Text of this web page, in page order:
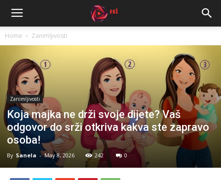
Home Zanimljivosti
Zanimljivosti
Koja majka ne drži svoje dijete? Vaš
odgovor do srži otkriva kakva ste zapravo
osoba!
By Sanela - May 8, 2026 242 0